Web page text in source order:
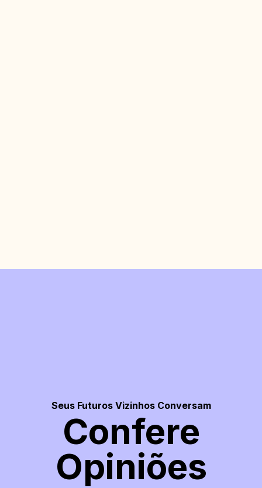
Seus Futuros Vizinhos Conversam
Confere
Opiniões